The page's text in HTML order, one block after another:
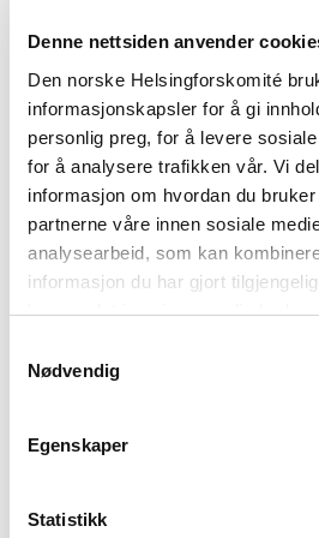
Denne nettsiden anvender
Den norske Helsingforskomité
informasjonskapsler for å gi
personlig preg, for å levere
for å analysere trafikken vår. Vi
informasjon om hvordan du
partnerne våre innen sosiale
analysearbeid, som kan
informasjon du har gjort
har samlet inn gjennom din bruk
Nødvendig
Egenskaper
Statistikk
Artikkel
Den indre fienden